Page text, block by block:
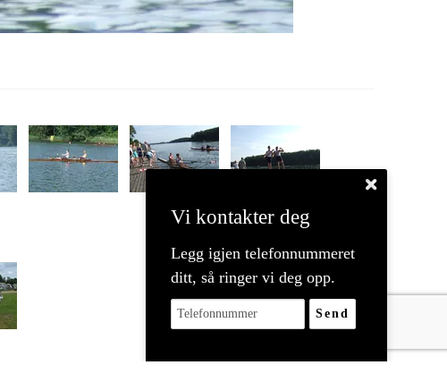
Vi kontakter deg
Legg igjen telefonnummeret
ditt, så ringer vi deg opp.